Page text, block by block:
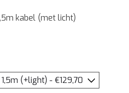
kabel (met licht)
is